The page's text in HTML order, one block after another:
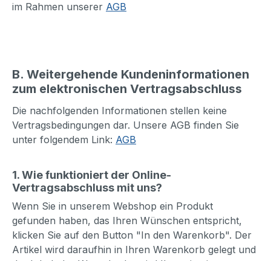
im Rahmen unserer AGB
B. Weitergehende Kundeninformationen
zum elektronischen Vertragsabschluss
Die nachfolgenden Informationen stellen keine
Vertragsbedingungen dar. Unsere AGB finden Sie
unter folgendem Link: AGB
1. Wie funktioniert der Online-
Vertragsabschluss mit uns?
Wenn Sie in unserem Webshop ein Produkt
gefunden haben, das Ihren Wünschen entspricht,
klicken Sie auf den Button "In den Warenkorb". Der
Artikel wird daraufhin in Ihren Warenkorb gelegt und